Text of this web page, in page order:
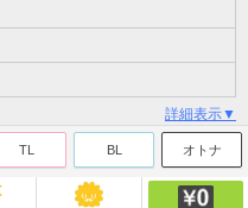
詳細表示▼
TL BL オトナ